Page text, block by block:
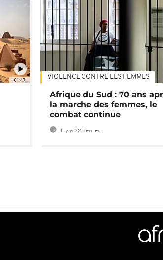
01:47 VIOLENCE CONTRE LES FEMMES
Afrique du Sud : 70 ans
la marche des femmes, le
combat continue
Il y a 22 heures